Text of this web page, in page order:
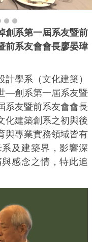
創系第一屆系友暨前
前系友會會長廖晏瑋
學系（文化建築）
—創系第一屆系友暨
系友暨前系友會會長
化建築創系之初與後
與專業實務領域皆有
及建築界，影響深
感念之情，特此追